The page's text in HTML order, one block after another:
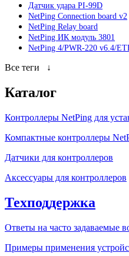
Датчик удара PI-99D
NetPing Connection board v2
NetPing Relay board
NetPing ИК модуль 3801
NetPing 4/PWR-220 v6.4/
Все теги ↓
Каталог
Контроллеры NetPing для
Компактные контроллеры
Датчики для контроллеров
Аксессуары для контроллеров
Техподдержка
Ответы на часто задаваемые
Примеры применения